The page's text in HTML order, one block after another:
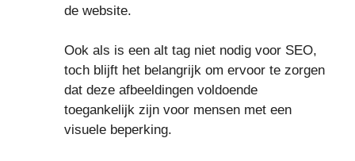
de website.
Ook als is een alt tag niet nodig voor SEO,
toch blijft het belangrijk om ervoor te zorgen
dat deze afbeeldingen voldoende
toegankelijk zijn voor mensen met een
visuele beperking.